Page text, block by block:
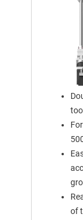
of